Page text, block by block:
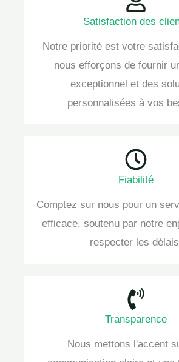
Satisfaction des
Notre priorité est votre
nous efforçons de fournir
exceptionnel et des
personnalisées à vos
Fiabilité
Comptez sur nous pour un
efficace, soutenu par notre
respecter les
Transparence
Nous mettons l'accent